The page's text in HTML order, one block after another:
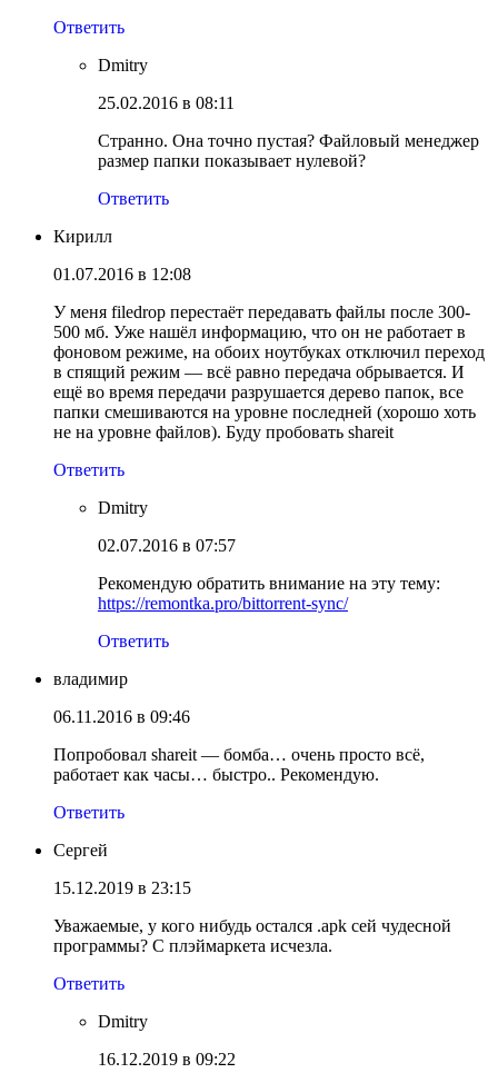
Ответить
Dmitry
25.02.2016 в 08:11
Странно. Она точно пустая? Файловый менеджер
размер папки показывает нулевой?
Ответить
Кирилл
01.07.2016 в 12:08
У меня filedrop перестаёт передавать файлы после 300-
500 мб. Уже нашёл информацию, что он не работает в
фоновом режиме, на обоих ноутбуках отключил переход
в спящий режим — всё равно передача обрывается. И
ещё во время передачи разрушается дерево папок, все
папки смешиваются на уровне последней (хорошо хоть
не на уровне файлов). Буду пробовать shareit
Ответить
Dmitry
02.07.2016 в 07:57
Рекомендую обратить внимание на эту тему:
https://remontka.pro/bittorrent-sync/
Ответить
владимир
06.11.2016 в 09:46
Попробовал shareit — бомба… очень просто всё,
работает как часы… быстро.. Рекомендую.
Ответить
Сергей
15.12.2019 в 23:15
Уважаемые, у кого нибудь остался .apk сей чудесной
программы? С плэймаркета исчезла.
Ответить
Dmitry
16.12.2019 в 09:22